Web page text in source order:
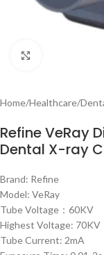
Home/Healthcare/
Refine VeRay
Dental X-ray
Brand: Refine
Model: VeRay
Tube Voltage：60KV
Highest Voltage: 70KV
Tube Current: 2mA